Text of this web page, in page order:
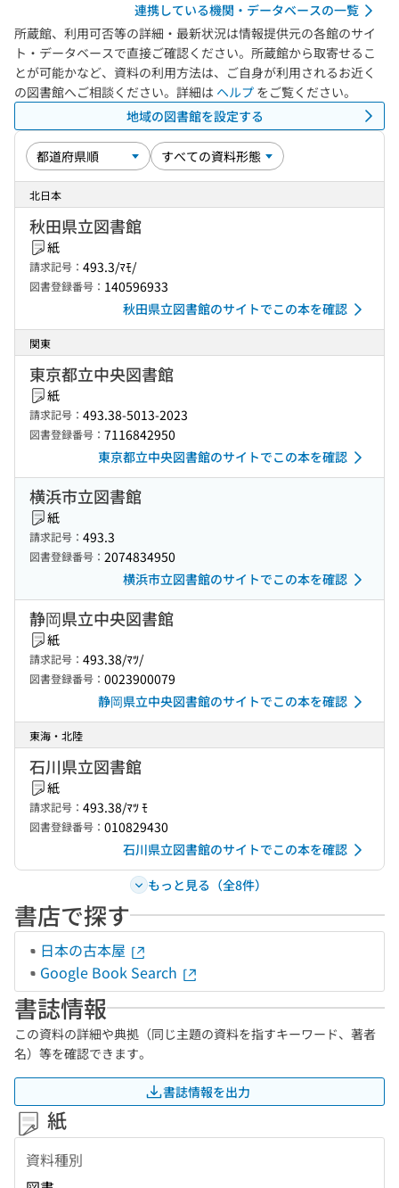
連携している機関・データベースの一覧
所蔵館、利用可否等の詳細・最新状況は情報提供元の各館のサイ
ト・データベースで直接ご確認ください。所蔵館から取寄せるこ
とが可能かなど、資料の利用方法は、ご自身が利用されるお近く
の図書館へご相談ください。詳細は ヘルプ をご覧ください。
地域の図書館を設定する
北日本
秋田県立図書館
紙
請求記号： 493.3/ﾏﾓ/
図書登録番号： 140596933
秋田県立図書館のサイトでこの本を確認
関東
東京都立中央図書館
紙
請求記号： 493.38-5013-2023
図書登録番号： 7116842950
東京都立中央図書館のサイトでこの本を確認
横浜市立図書館
紙
請求記号： 493.3
図書登録番号： 2074834950
横浜市立図書館のサイトでこの本を確認
静岡県立中央図書館
紙
請求記号： 493.38/ﾏﾂ/
図書登録番号： 0023900079
静岡県立中央図書館のサイトでこの本を確認
東海・北陸
石川県立図書館
紙
請求記号： 493.38/ﾏﾂ ﾓ
図書登録番号： 010829430
石川県立図書館のサイトでこの本を確認
もっと見る（全8件）
書店で探す
日本の古本屋
Google Book Search
書誌情報
この資料の詳細や典拠（同じ主題の資料を指すキーワード、著者
名）等を確認できます。
書誌情報を出力
紙
資料種別